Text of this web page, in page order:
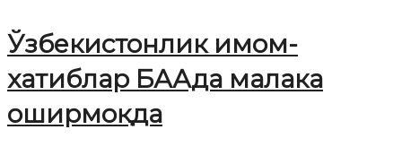
Ўзбекистонлик имом-
хатиблар БААда малака
оширмоқда